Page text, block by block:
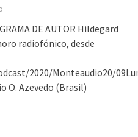
DE AUTOR Hildegard
radiofónico, desde
2020/Monteaudio20/
O. Azevedo (Brasil)